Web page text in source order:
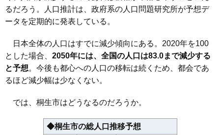
るだろう。人口推計は、政府系の人口問題研究所が予想デ
ータを定期的に発表している。
日本全体の人口はすでに減少傾向にある。2020年を100
とした場合、 2050年には、全国の人口は83.0まで減少する
と予想。今後も都心への人口の移転は続くため、都会であ
るほど減少幅は少なくない。
では、桐生市はどうなるのだろうか。
◆桐生市の総人口推移予想